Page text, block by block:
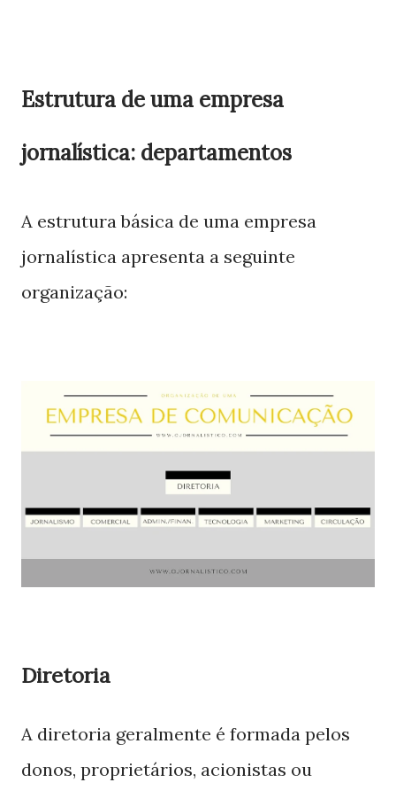
Estrutura de uma empresa
jornalística: departamentos
A estrutura básica de uma empresa
jornalística apresenta a seguinte
organização:
Diretoria
A diretoria geralmente é formada pelos
donos, proprietários, acionistas ou